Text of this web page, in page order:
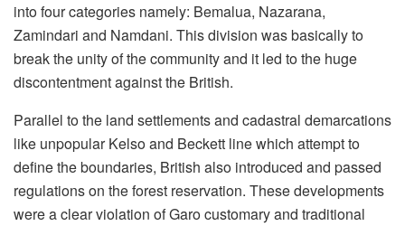
into four categories namely: Bemalua, Nazarana,
Zamindari and Namdani. This division was basically to
break the unity of the community and it led to the huge
discontentment against the British.
Parallel to the land settlements and cadastral demarcations
like unpopular Kelso and Beckett line which attempt to
define the boundaries, British also introduced and passed
regulations on the forest reservation. These developments
were a clear violation of Garo customary and traditional